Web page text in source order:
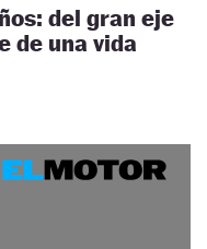
del gran eje
de una vida